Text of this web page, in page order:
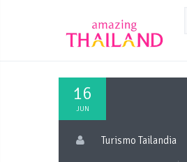
16
JUN
Turismo Tailandia